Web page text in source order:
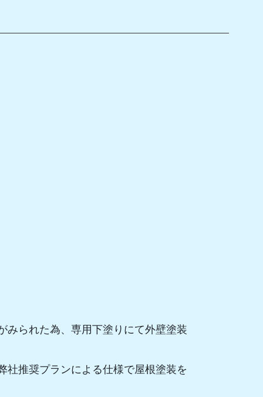
みられた為、専用下塗りにて外壁塗装
社推奨プランによる仕様で屋根塗装を